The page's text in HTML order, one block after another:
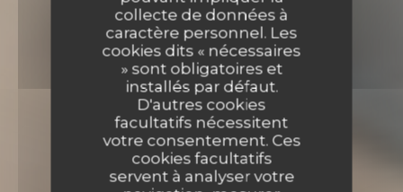
collecte de données à
caractère personnel. Les
cookies dits « nécessaires
» sont obligatoires et
installés par défaut.
D'autres cookies
facultatifs nécessitent
votre consentement. Ces
cookies facultatifs
servent à analyser votre